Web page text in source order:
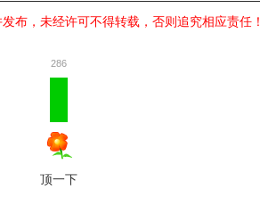
布，未经许可不得转载，否则追究相应责任！
286
顶一下